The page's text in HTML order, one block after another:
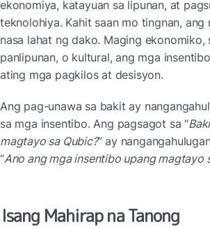
ekonomiya, katayuan sa lipunan, at
teknolohiya. Kahit saan mo tingnan, ang
nasa lahat ng dako. Maging ekonomiko,
panlipunan, o kultural, ang mga
ating mga pagkilos at desisyon.
Ang pag-unawa sa bakit ay
sa mga insentibo. Ang pagsagot sa “
magtayo sa Qubic?” ay
“Ano ang mga insentibo upang magtayo
Isang Mahirap na Tanong